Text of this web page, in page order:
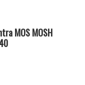
MOS MOSH